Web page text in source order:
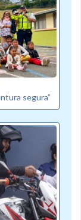
segura”